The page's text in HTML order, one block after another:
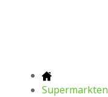
Supermarkten